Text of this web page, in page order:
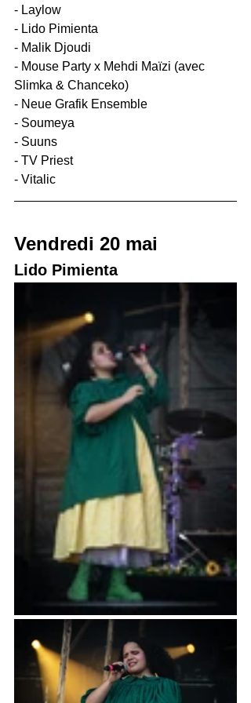
- Laylow
- Lido Pimienta
- Malik Djoudi
- Mouse Party x Mehdi Maïzi (avec
Slimka & Chanceko)
- Neue Grafik Ensemble
- Soumeya
- Suuns
- TV Priest
- Vitalic
Vendredi 20 mai
Lido Pimienta